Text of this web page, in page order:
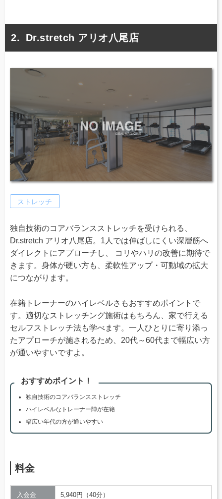
Dr.stretch アリオ八尾店
ストレッチ
独自技術のコアバランスストレッチを受けられる、
Dr.stretch アリオ八尾店。1人では伸ばしにくい深層筋へ
ダイレクトにアプローチし、 コリやハリの改善に期待で
きます。身体が硬い方も、柔軟性アップ・可動域の拡大
につながります。
在籍トレーナーのハイレベルさもおすすめポイントで
す。適切なストレッチング施術はもちろん、家で行える
セルフストレッチ法も学べます。一人ひとりに寄り添っ
たアプローチが施されるため、20代～60代まで幅広い方
が通いやすいですよ。
おすすめポイント！
独自技術のコアバランスストレッチ
ハイレベルなトレーナー陣が在籍
幅広い年代の方が通いやすい
料金
入会金 5,940円（40分）